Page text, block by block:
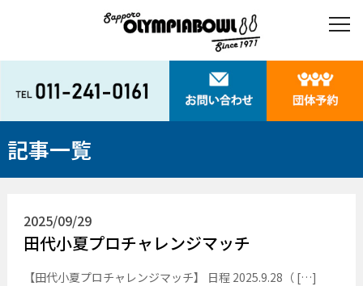
記事一覧
2025/09/29
田代小夏プロチャレンジマッチ
【田代小夏プロチャレンジマッチ】 日程 2025.9.28（ […]